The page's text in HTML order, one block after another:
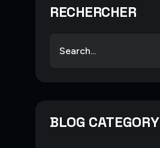
RECHERCHER
BLOG CATEGORY